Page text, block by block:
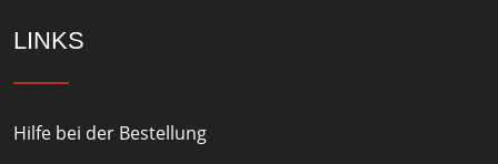
LINKS
Hilfe bei der Bestellung